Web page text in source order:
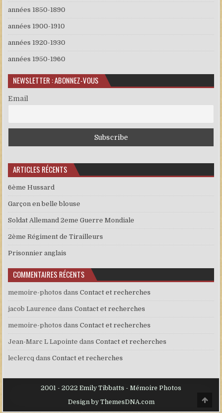
années 1850-1890
années 1900-1910
années 1920-1930
années 1950-1960
NEWSLETTER : ABONNEZ-VOUS
Email
ARTICLES RÉCENTS
6ème Hussard
Garçon en belle blouse
Soldat Allemand 2eme Guerre Mondiale
2ème Régiment de Tirailleurs
Prisonnier anglais
COMMENTAIRES RÉCENTS
memoire-photos dansContact et recherches
jacob Laurence dansContact et recherches
memoire-photos dansContact et recherches
Jean-Marc L Lapointe dansContact et recherches
leclercq dansContact et recherches
2001 - 2022 Emily Tibbatts - Mémoire Photos
Design by ThemesDNA.com